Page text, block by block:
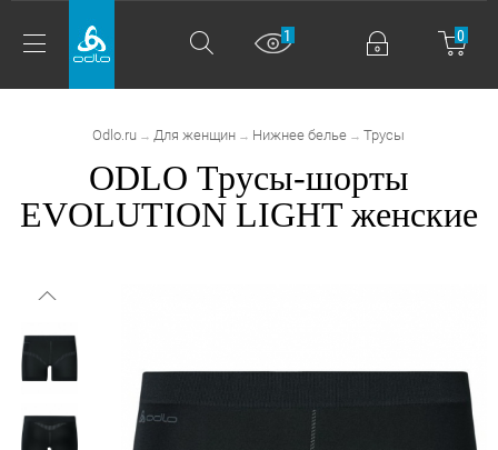
0
1
Odlo.ru → Для женщин → Нижнее белье → Трусы
ODLO Трусы-шорты
EVOLUTION LIGHT женские